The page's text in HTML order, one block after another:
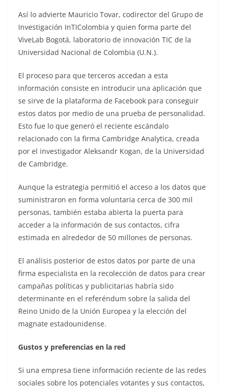
Así lo advierte Mauricio Tovar, codirector del Grupo de
Investigación InTIColombia y quien forma parte del
ViveLab Bogotá, laboratorio de innovación TIC de la
Universidad Nacional de Colombia (U.N.).
El proceso para que terceros accedan a esta
información consiste en introducir una aplicación que
se sirve de la plataforma de Facebook para conseguir
estos datos por medio de una prueba de personalidad.
Esto fue lo que generó el reciente escándalo
relacionado con la firma Cambridge Analytica, creada
por el investigador Aleksandr Kogan, de la Universidad
de Cambridge.
Aunque la estrategia permitió el acceso a los datos que
suministraron en forma voluntaria cerca de 300 mil
personas, también estaba abierta la puerta para
acceder a la información de sus contactos, cifra
estimada en alrededor de 50 millones de personas.
El análisis posterior de estos datos por parte de una
firma especialista en la recolección de datos para crear
campañas políticas y publicitarias habría sido
determinante en el referéndum sobre la salida del
Reino Unido de la Unión Europea y la elección del
magnate estadounidense.
Gustos y preferencias en la red
Si una empresa tiene información reciente de las redes
sociales sobre los potenciales votantes y sus contactos,